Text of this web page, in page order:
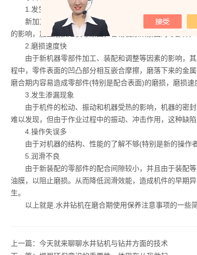
1.发生松动
新加工装配的零部件，存在着几何形状和配合尺寸的偏
的影响，加上磨损过快等原因，容易使原来紧固的零部件产
2.磨损速度快
由于新机器零部件加工、装配和调整等因素的影响，其
程中，零件表面的凹凸部分相互嵌合摩擦，磨落下来的金
磨合期内容易造成零部件(特别是配合表面)的磨损，磨损
3.发生渗漏现象
由于机件的松动、振动和机器受热的影响，机器的密封
难以发现，但由于作业过程中的振动、冲击作用，这种缺
4.操作失误多
由于对机器的结构、性能的了解不够(特别是新的操作
5.润滑不良
由于新装配的零部件的配合间隙较小，并且由于装配等
油膜，以阻止磨损。从而降低润滑效能，造成机件的早期
生。
以上就是.水井钻机在磨合期使用保养注意事项的一些简
上一篇： 今天就来聊聊水井钻机与钻井方面的技术